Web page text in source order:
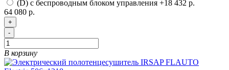
(D) с беспроводным блоком управления +18 432 р.
64 080 р.
+
-
В корзину